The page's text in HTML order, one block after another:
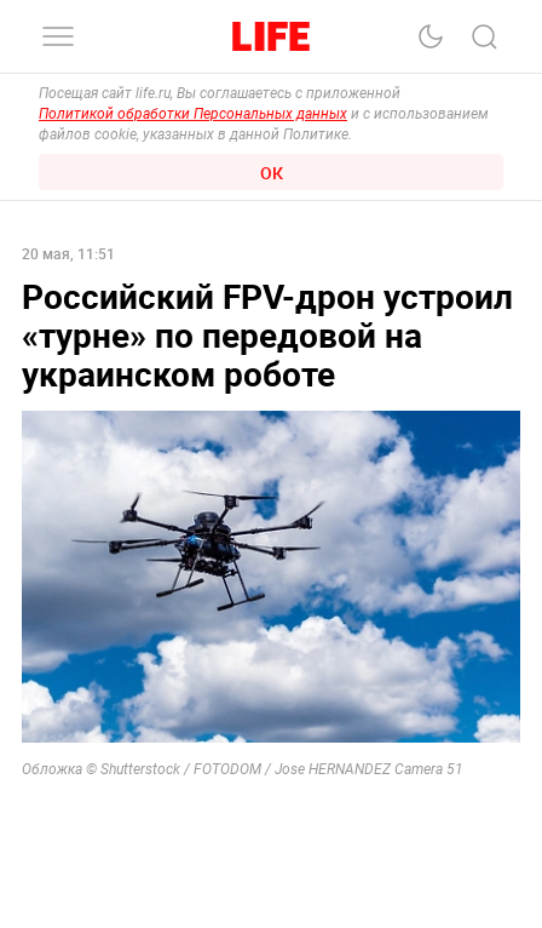
Посещая сайт life.ru, Вы соглашаетесь с приложенной
Политикой обработки Персональных данных и с использованием
файлов cookie, указанных в данной Политике.
ОК
20 мая, 11:51
Российский FPV-дрон устроил
«турне» по передовой на
украинском роботе
Обложка © Shutterstock / FOTODOM / Jose HERNANDEZ Camera 51